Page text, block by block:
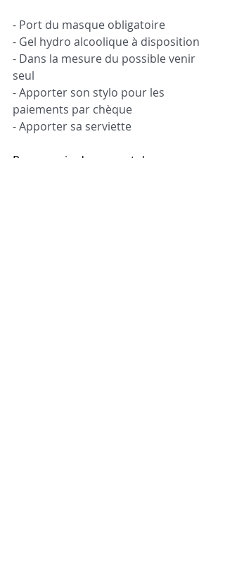
- Port du masque obligatoire
- Gel hydro alcoolique à disposition
- Dans la mesure du possible venir
seul
- Apporter son stylo pour les
paiements par chèque
- Apporter sa serviette
Prenez soin de vous, et de vos